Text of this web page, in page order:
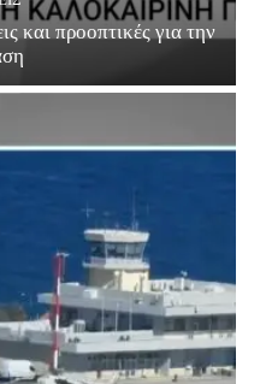
και προοπτικές για την